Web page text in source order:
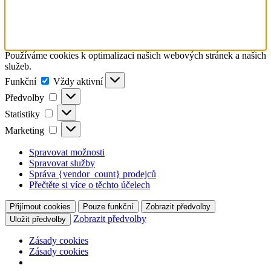
Používáme cookies k optimalizaci našich webových stránek a našich
služeb.
Funkční
Funkční
Vždy aktivní
Předvolby
Předvolby
Statistiky Statistiky
Marketing Marketing
Spravovat možnosti
Spravovat služby
Správa {vendor_count} prodejců
Přečtěte si více o těchto účelech
Přijímout cookies Pouze funkční
Zobrazit předvolby
Uložit předvolby
Zobrazit předvolby
Zásady cookies
Zásady cookies